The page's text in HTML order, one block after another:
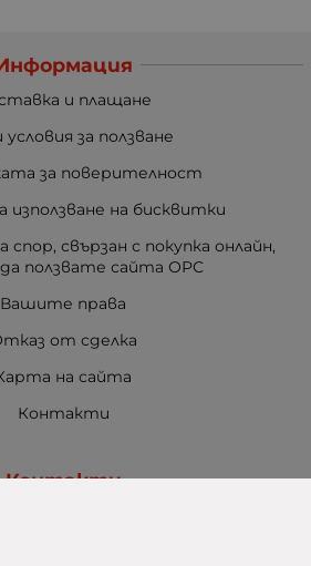
и плащане
за ползване
за поверителност
използване на бисквитки
спор, свързан с покупка онлайн,
ползвате сайта ОРС
Вашите права
от сделка
на сайта
Контакти
Контакти